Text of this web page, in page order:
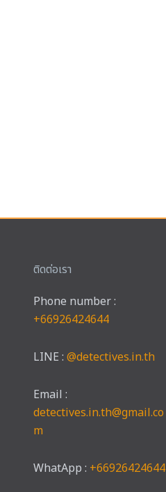
ติดต่อเรา
Phone number :
+66926424644
LINE : @detectives.in.th
Email :
detectives.in.th@gmail.co
m
WhatApp : +66926424644